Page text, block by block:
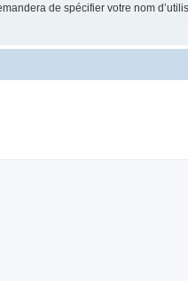
de spécifier votre nom